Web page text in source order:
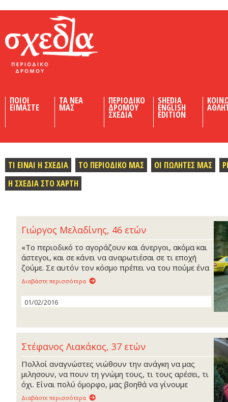
ΠΟΙΟΙ
ΕΙΜΑΣΤΕ
ΤΑ ΝΕΑ
ΜΑΣ
ΠΕΡΙΟΔΙΚΟ
ΔΡΟΜΟΥ
ΣΧΕΔΙΑ
SHEDIA
ENGLISH
EDITION
ΤΙ ΕΙΝΑΙ Η ΣΧΕΔΙΑ ΤΟ ΠΕΡΙΟΔΙΚΟ ΜΑΣ ΟΙ ΠΩΛΗΤΕΣ ΜΑΣ
Η ΣΧΕΔΙΑ ΣΤΟ ΧΑΡΤΗ
Γιώργος Μελαδίνης, 46 ετών
«Το περιοδικό το αγοράζουν και άνεργοι, ακόμα και
άστεγοι, και σε κάνει να αναρωτιέσαι σε τι εποχή
ζούμε. Σε αυτόν τον κόσμο πρέπει να του πούμε ένα
μεγάλο ευχαριστώ».
Διαβάστε περισσότερα
01/02/2016
Στέφανος Λιακάκος, 37 ετών
Πολλοί αναγνώστες νιώθουν την ανάγκη να μας
μιλησουν, να πουν τη γνώμη τους, τι τους αρέσει, τι
όχι. Είναι πολύ όμορφο, μας βοηθά να γίνουμε
καλύτεροι.
Διαβάστε περισσότερα